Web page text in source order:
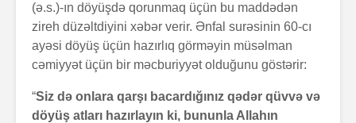
(ə.s.)-ın döyüşdə qorunmaq üçün bu maddədən
zireh düzəltdiyini xəbər verir. Ənfal surəsinin 60-cı
ayəsi döyüş üçün hazırlıq görməyin müsəlman
cəmiyyət üçün bir məcburiyyət olduğunu göstərir:
“Siz də onlara qarşı bacardığınız qədər qüvvə və
döyüş atları hazırlayın ki, bununla Allahın